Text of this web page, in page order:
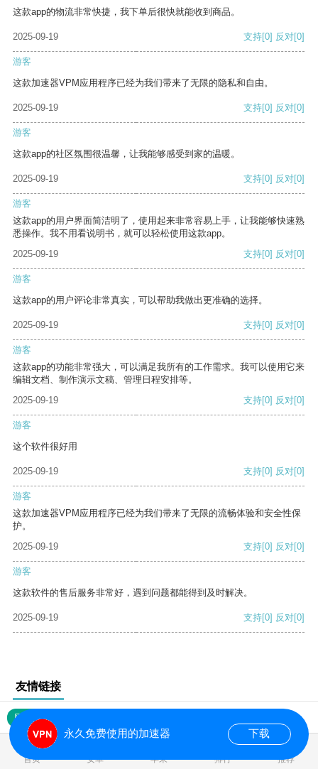
这款app的物流非常快捷，我下单后很快就能收到商品。
2025-09-19 支持[0] 反对[0]
游客
这款加速器VPM应用程序已经为我们带来了无限的隐私和自由。
2025-09-19 支持[0] 反对[0]
游客
这款app的社区氛围很温馨，让我能够感受到家的温暖。
2025-09-19 支持[0] 反对[0]
游客
这款app的用户界面简洁明了，使用起来非常容易上手，让我能够快速熟
悉操作。我不用看说明书，就可以轻松使用这款app。
2025-09-19
支持[0] 反对[0]
游客
这款app的用户评论非常真实，可以帮助我做出更准确的选择。
2025-09-19 支持[0] 反对[0]
游客
这款app的功能非常强大，可以满足我所有的工作需求。我可以使用它来
编辑文档、制作演示文稿、管理日程安排等。
2025-09-19
支持[0] 反对[0]
游客
这个软件很好用
2025-09-19 支持[0] 反对[0]
游客
这款加速器VPM应用程序已经为我们带来了无限的流畅体验和安全性保
护。
2025-09-19
支持[0] 反对[0]
游客
这款软件的售后服务非常好，遇到问题都能得到及时解决。
2025-09-19 支持[0] 反对[0]
友情链接
网站地图
首页 安卓 苹果 排行 推荐
永久免费使用的加速器 下载
0.016866s